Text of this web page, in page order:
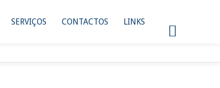
SERVIÇOS CONTACTOS LINKS